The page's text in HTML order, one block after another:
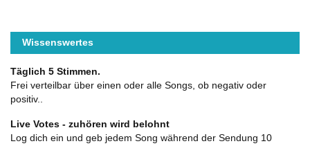
Wissenswertes
Täglich 5 Stimmen.
Frei verteilbar über einen oder alle Songs, ob negativ oder
positiv..
Live Votes - zuhören wird belohnt
Log dich ein und geb jedem Song während der Sendung 10